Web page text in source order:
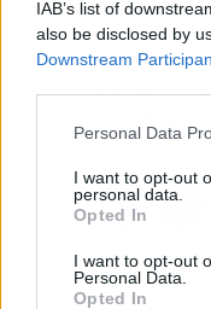
IAB’s list of
also be disclosed by
Downstream
Personal Data
I want to opt-out
personal data.
Opted In
I want to opt-out
Personal Data.
Opted In
para potenciar las
ventas en la
restauración
fidelización de